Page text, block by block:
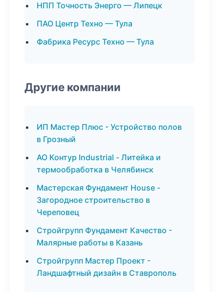
НПП Точность Энерго — Липецк
ПАО Центр Техно — Тула
Фабрика Ресурс Техно — Тула
Другие компании
ИП Мастер Плюс - Устройство полов
в Грозный
АО Контур Industrial - Литейка и
термообработка в Челябинск
Мастерская Фундамент House -
Загородное строительство в
Череповец
Стройгрупп Фундамент Качество -
Малярные работы в Казань
Стройгрупп Мастер Проект -
Ландшафтный дизайн в Ставрополь